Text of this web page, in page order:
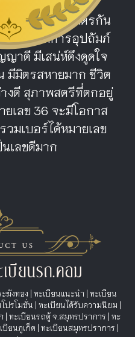
36 เป็นดาวคู่มิตรกัน
ะมีคนให้การอุปถัมภ์
าดี มีเสน่ห์ดึงดูดใจ
มีมิตรสหายมาก ชีวิต
งดี สุภาพสตรีที่ตกอยู่
เลข 36 จะมีโอกาส
วมเบอร์ได้หมายเลข
เลขดีมาก
ฆังทอง | ทะเบียนแนะนำ | ทะเบียน
ปรโมชั่น | ทะเบียนได้รับความนิยม |
| ทะเบียนรถตู้ จ.สมุทรปราการ | ทะ
บียนภูเก็ต | ทะเบียนสมุทรปราการ |